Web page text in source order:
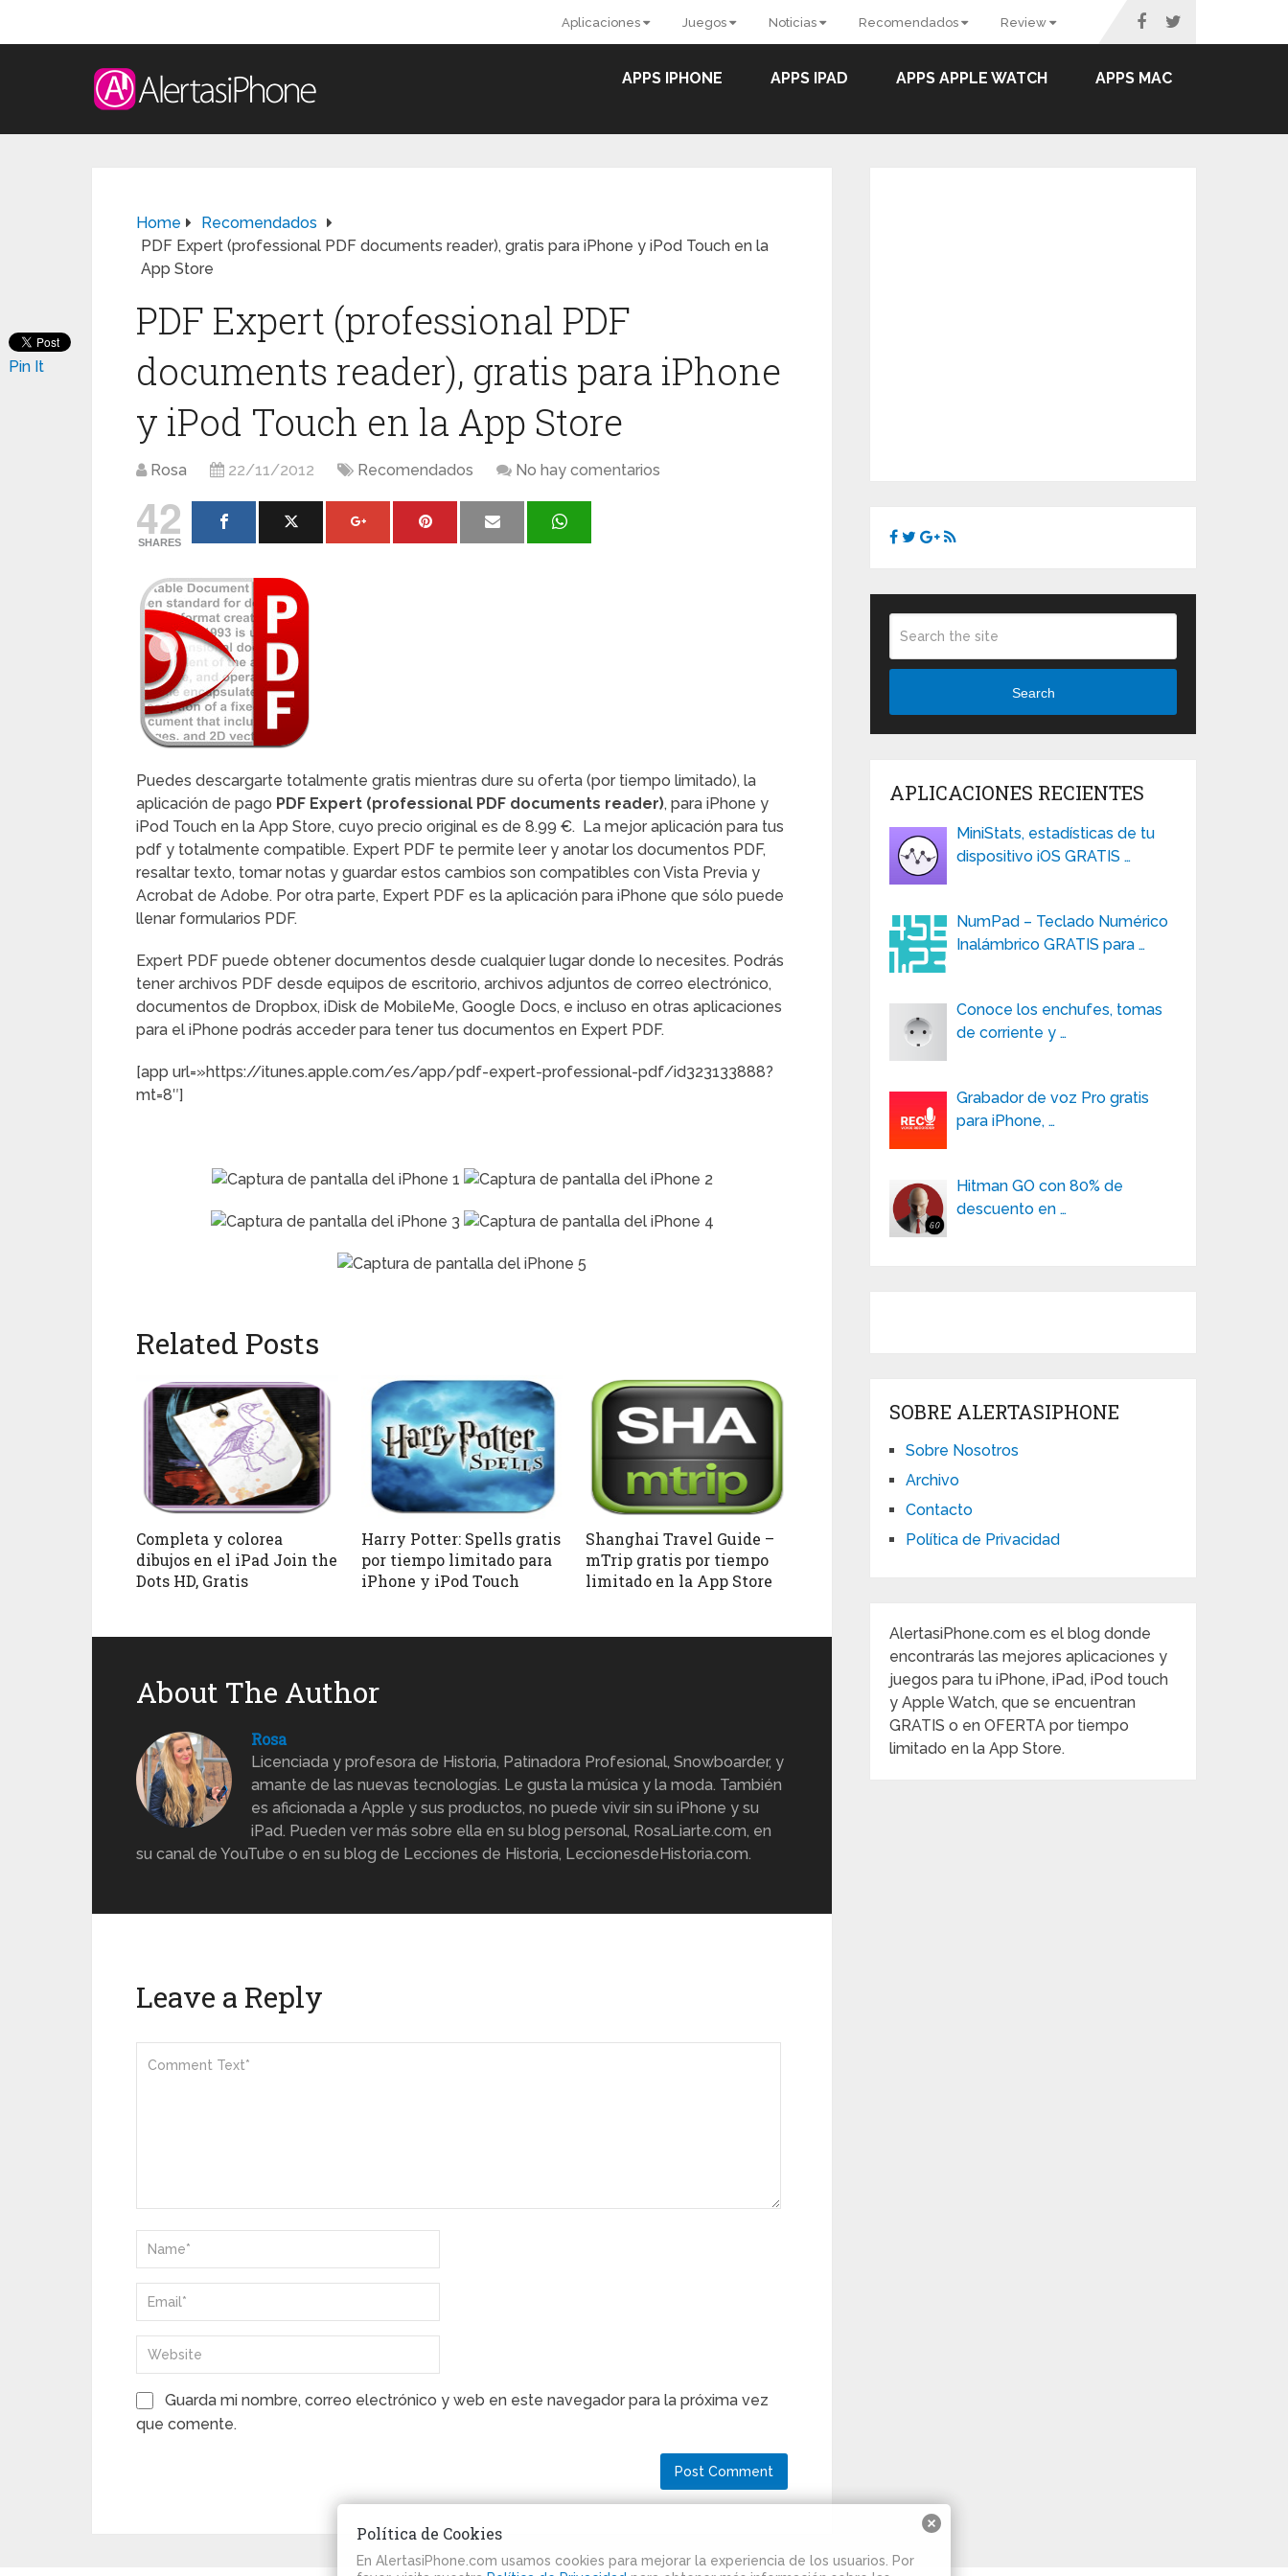
Aplicaciones Juegos Noticias Recomendados Review
APPS IPHONE APPS IPAD APPS APPLE WATCH APPS MAC
Home
Recomendados
PDF Expert (professional PDF documents reader), gratis para iPhone y iPod Touch en la
App Store
PDF Expert (professional PDF
documents reader), gratis para iPhone
y iPod Touch en la App Store
Rosa 22/11/2012 Recomendados No hay comentarios
42
SHARES
Puedes descargarte totalmente gratis mientras dure su oferta (por tiempo limitado), la
aplicación de pago PDF Expert (professional PDF documents reader), para iPhone y
iPod Touch en la App Store, cuyo precio original es de 8.99 €. La mejor aplicación para tus
pdf y totalmente compatible. Expert PDF te permite leer y anotar los documentos PDF,
resaltar texto, tomar notas y guardar estos cambios son compatibles con Vista Previa y
Acrobat de Adobe. Por otra parte, Expert PDF es la aplicación para iPhone que sólo puede
llenar formularios PDF.
Expert PDF puede obtener documentos desde cualquier lugar donde lo necesites. Podrás
tener archivos PDF desde equipos de escritorio, archivos adjuntos de correo electrónico,
documentos de Dropbox, iDisk de MobileMe, Google Docs, e incluso en otras aplicaciones
para el iPhone podrás acceder para tener tus documentos en Expert PDF.
[app url=»https://itunes.apple.com/es/app/pdf-expert-professional-pdf/id323133888?
mt=8″]
Pin It
Related Posts
Completa y colorea
dibujos en el iPad Join the
Dots HD, Gratis
Harry Potter: Spells gratis
por tiempo limitado para
iPhone y iPod Touch
Shanghai Travel Guide –
mTrip gratis por tiempo
limitado en la App Store
About The Author
Rosa
Licenciada y profesora de Historia, Patinadora Profesional, Snowboarder, y
amante de las nuevas tecnologías. Le gusta la música y la moda. También
es aficionada a Apple y sus productos, no puede vivir sin su iPhone y su
iPad. Pueden ver más sobre ella en su blog personal, RosaLiarte.com, en
su canal de YouTube o en su blog de Lecciones de Historia, LeccionesdeHistoria.com.
Leave a Reply
Guarda mi nombre, correo electrónico y web en este navegador para la próxima vez
que comente.
Search
APLICACIONES RECIENTES
MiniStats, estadísticas de tu
dispositivo iOS GRATIS …
NumPad – Teclado Numérico
Inalámbrico GRATIS para …
Conoce los enchufes, tomas
de corriente y …
Grabador de voz Pro gratis
para iPhone, …
Hitman GO con 80% de
descuento en …
SOBRE ALERTASIPHONE
Sobre Nosotros
Archivo
Contacto
Política de Privacidad
AlertasiPhone.com es el blog donde
encontrarás las mejores aplicaciones y
juegos para tu iPhone, iPad, iPod touch
y Apple Watch, que se encuentran
GRATIS o en OFERTA por tiempo
limitado en la App Store.
Política de Cookies
En AlertasiPhone.com usamos cookies para mejorar la experiencia de los usuarios. Por